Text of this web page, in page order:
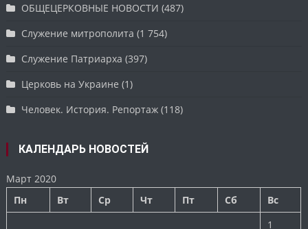
ОБЩЕЦЕРКОВНЫЕ НОВОСТИ (487)
Служение митрополита (1 754)
Служение Патриарха (397)
Церковь на Украине (1)
Человек. История. Репортаж (118)
КАЛЕНДАРЬ НОВОСТЕЙ
Март 2020
Пн
Вт Ср Чт Пт Сб
Вс
1